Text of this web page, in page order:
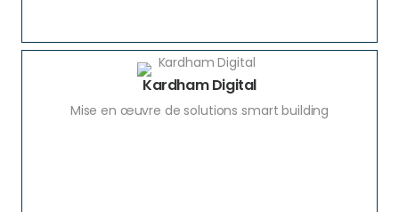
Kardham Digital
Mise en œuvre de solutions smart building